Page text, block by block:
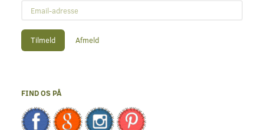
adresse
Tilmeld Afmeld
FIND OS PÅ